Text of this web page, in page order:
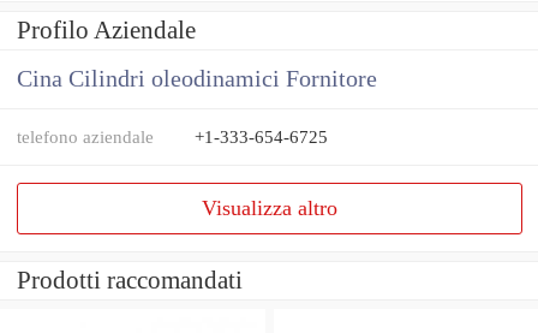
Profilo Aziendale
Cina Cilindri oleodinamici Fornitore
telefono aziendale +1-333-654-6725
Visualizza altro
Prodotti raccomandati